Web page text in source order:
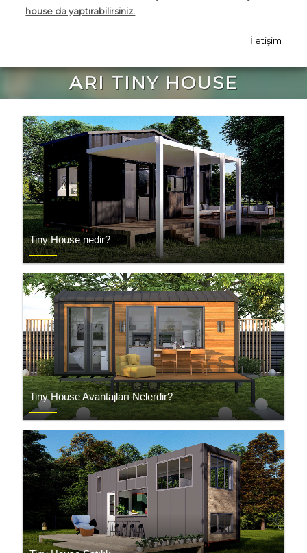
house da yaptırabilirsiniz.
İletişim
ARI TINY HOUSE
Tiny House nedir?
Tiny House Avantajları Nelerdir?